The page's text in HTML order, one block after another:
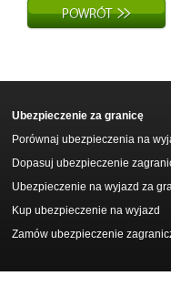
Ubezpieczenie za granicę
Porównaj ubezpieczenia na
Dopasuj ubezpieczenie
Ubezpieczenie na wyjazd za
Kup ubezpieczenie na wyjazd
Zamów ubezpieczenie